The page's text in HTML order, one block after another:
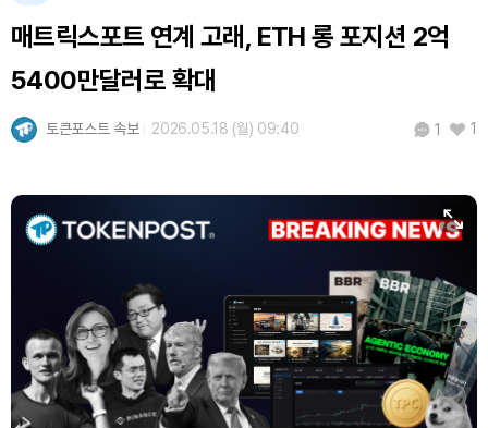
BNB (BNB) ₩844,315(-1.29%)
USDC (USDC)
Solana (SOL) ₩104,411(-0.92%)
Hyperliquid (HYPE) ₩79,339(-3.20%)
Dogecoin (DOGE) ₩98.22(-1.24%)
Bitcoin (BTC) ₩92,070,384(+0.25%)
매트릭스포트 연계 고래, ETH 롱 포지션 2억
5400만달러로 확대
토큰포스트 속보 2026.05.18 (월) 09:40 1 1